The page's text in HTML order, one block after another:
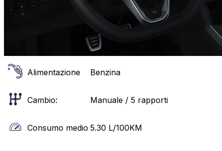
Alimentazione Benzina
Cambio: Manuale / 5 rapporti
Consumo medio 5.30 L/100KM